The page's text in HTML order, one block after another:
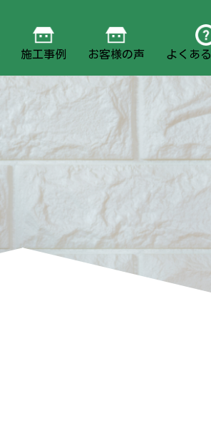
施工事例 お客様の声 よくあ